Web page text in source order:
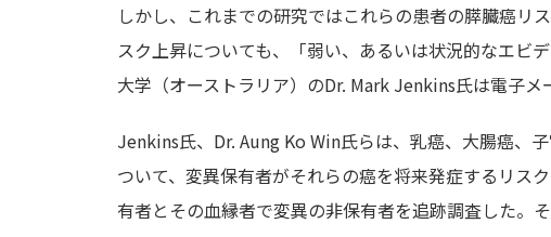
しかし、これまでの研究ではこれらの患者の膵臓癌リ
スク上昇についても、「弱い、あるいは状況的なエビ
大学（オーストラリア）のDr. Mark Jenkins氏は電子メ
Jenkins氏、Dr. Aung Ko Win氏らは、乳癌、大腸癌、
ついて、変異保有者がそれらの癌を将来発症するリス
有者とその血縁者で変異の非保有者を追跡調査した。